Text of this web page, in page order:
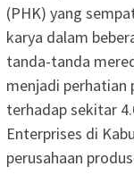
(PHK) yang
karya dalam
tanda-tanda
menjadi perhatian
terhadap sekitar
Enterprises di
perusahaan